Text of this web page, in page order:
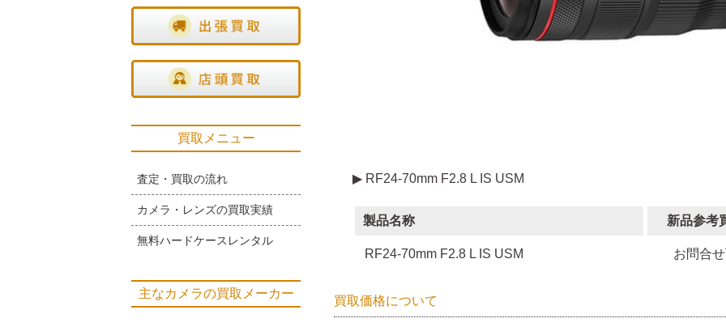
▶ RF24-70mm F2.8 L IS USM
製品名称 新品参考
RF24-70mm F2.8 L IS USM お問合
買取価格について
買取メニュー
査定・買取の流れ
カメラ・レンズの買取実績
無料ハードケースレンタル
主なカメラの買取メーカー